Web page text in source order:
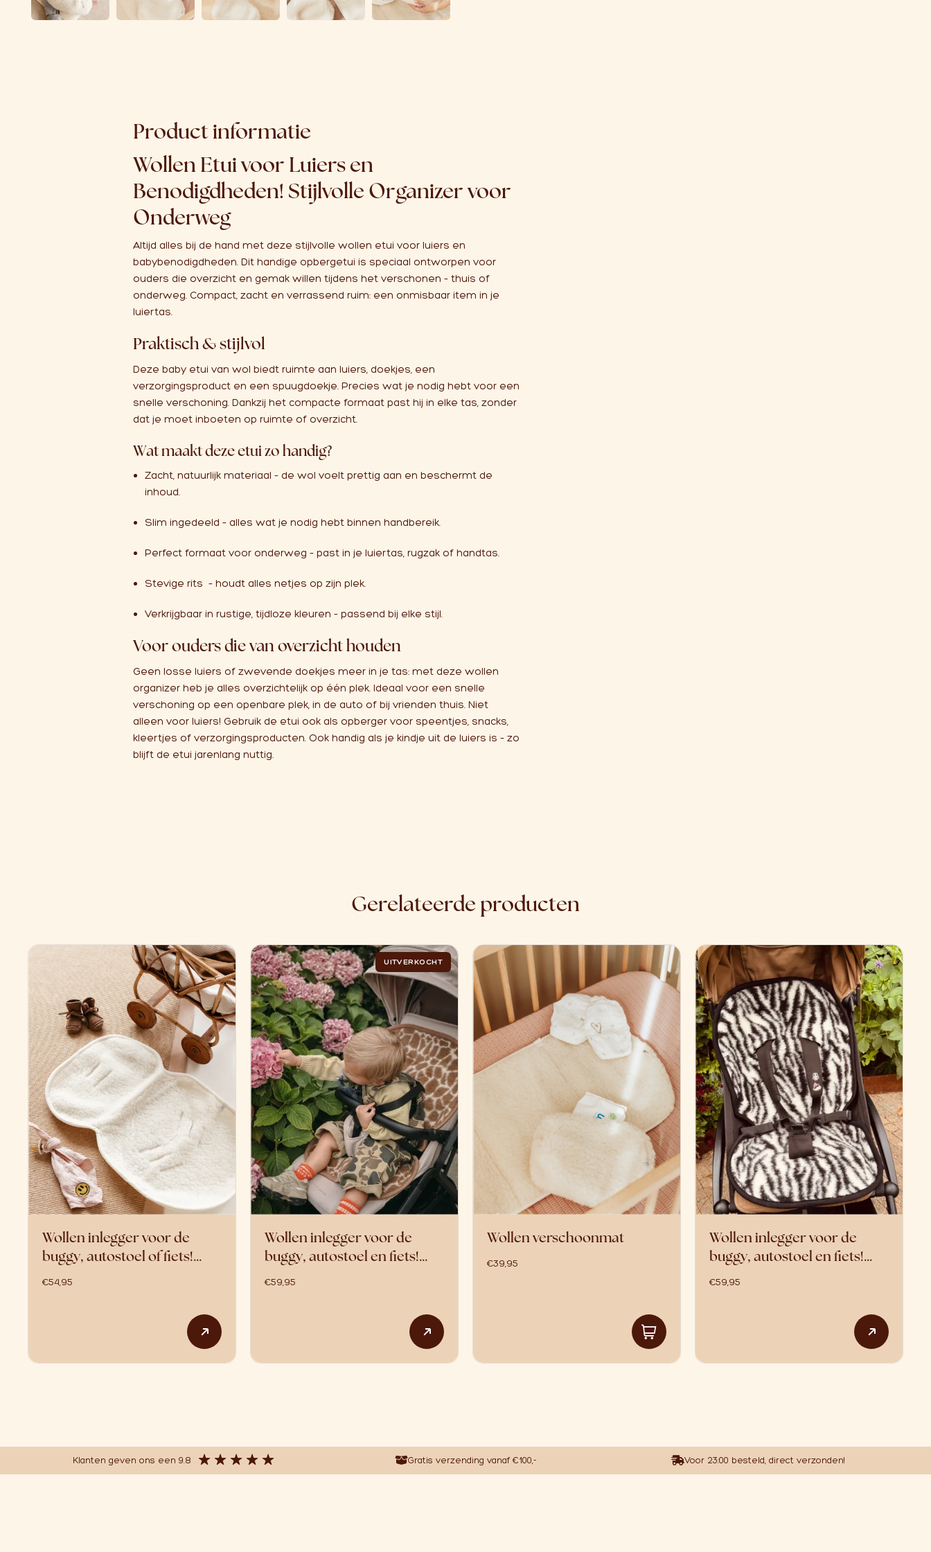
Product informatie
Wollen Etui voor Luiers en
Benodigdheden! Stijlvolle Organizer voor
Onderweg
Altijd alles bij de hand met deze stijlvolle wollen etui voor luiers en
babybenodigdheden. Dit handige opbergetui is speciaal ontworpen voor
ouders die overzicht en gemak willen tijdens het verschonen – thuis of
onderweg. Compact, zacht en verrassend ruim: een onmisbaar item in je
luiertas.
Praktisch & stijlvol
Deze baby etui van wol biedt ruimte aan luiers, doekjes, een
verzorgingsproduct en een spuugdoekje. Precies wat je nodig hebt voor een
snelle verschoning. Dankzij het compacte formaat past hij in elke tas, zonder
dat je moet inboeten op ruimte of overzicht.
Wat maakt deze etui zo handig?
Zacht, natuurlijk materiaal – de wol voelt prettig aan en beschermt de
inhoud.
Slim ingedeeld – alles wat je nodig hebt binnen handbereik.
Perfect formaat voor onderweg – past in je luiertas, rugzak of handtas.
Stevige rits – houdt alles netjes op zijn plek.
Verkrijgbaar in rustige, tijdloze kleuren – passend bij elke stijl.
Voor ouders die van overzicht houden
Geen losse luiers of zwevende doekjes meer in je tas: met deze wollen
organizer heb je alles overzichtelijk op één plek. Ideaal voor een snelle
verschoning op een openbare plek, in de auto of bij vrienden thuis. Niet
alleen voor luiers! Gebruik de etui ook als opberger voor speentjes, snacks,
kleertjes of verzorgingsproducten. Ook handig als je kindje uit de luiers is – zo
blijft de etui jarenlang nuttig.
Gerelateerde producten
Wollen inlegger voor de
buggy, autostoel of fiets!…
€54,95
Dit product heeft meerdere variaties. Deze optie kan gekozen worden op de productpagina
UITVERKOCHT
Wollen inlegger voor de
buggy, autostoel en fiets!…
€59,95
Dit product heeft meerdere variaties. Deze optie kan gekozen worden op de productpagina
Wollen verschoonmat
€39,95
Wollen inlegger voor de
buggy, autostoel en fiets!…
€59,95
Dit
Klanten geven ons een 9.8 Gratis verzending vanaf €100,- Voor 23:00 besteld, direct verzonden!